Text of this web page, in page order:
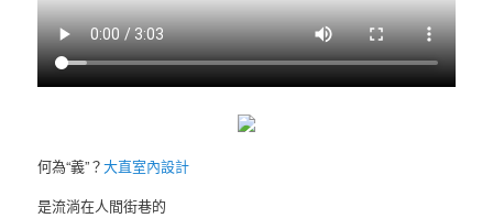
何為“義”？大直室內設計
是流淌在人間街巷的